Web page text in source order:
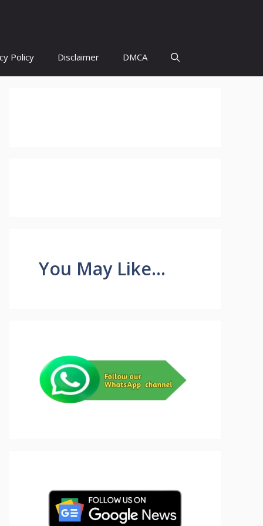
Policy Disclaimer DMCA
You May Like...